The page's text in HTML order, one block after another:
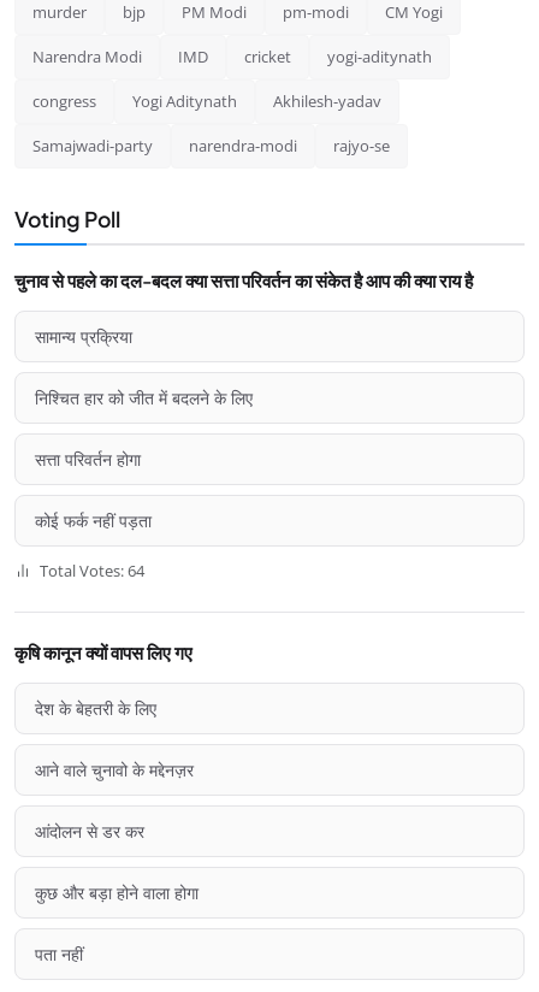
murder bjp PM Modi pm-modi CM Yogi
Narendra Modi IMD cricket yogi-aditynath
congress Yogi Aditynath Akhilesh-yadav
Samajwadi-party narendra-modi rajyo-se
Voting Poll
चुनाव से पहले का दल-बदल क्या सत्ता परिवर्तन का संकेत है आप की क्या राय है
सामान्य प्रक्रिया
निश्चित हार को जीत में बदलने के लिए
सत्ता परिवर्तन होगा
कोई फर्क नहीं पड़ता
Total Votes: 64
कृषि कानून क्यों वापस लिए गए
देश के बेहतरी के लिए
आने वाले चुनावो के मद्देनज़र
आंदोलन से डर कर
कुछ और बड़ा होने वाला होगा
पता नहीं